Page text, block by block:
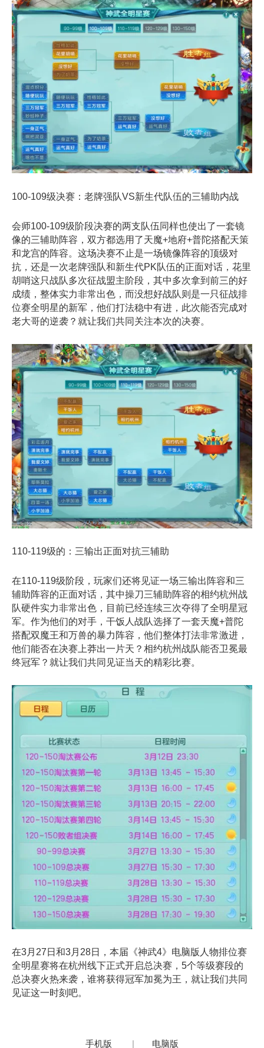
100-109级决赛：老牌强队VS新生代队伍的三辅助内战
会师100-109级阶段决赛的两支队伍同样也使出了一套镜
像的三辅助阵容，双方都选用了天魔+地府+普陀搭配天策
和龙宫的阵容。这场决赛不止是一场镜像阵容的顶级对
抗，还是一次老牌强队和新生代PK队伍的正面对话，花里
胡哨这只战队多次征战盟主阶段，其中多次拿到前三的好
成绩，整体实力非常出色，而没想好战队则是一只征战排
位赛全明星的新军，他们打法稳中有进，此次能否完成对
老大哥的逆袭？就让我们共同关注本次的决赛。
110-119级的：三输出正面对抗三辅助
在110-119级阶段，玩家们还将见证一场三输出阵容和三
辅助阵容的正面对话，其中操刀三辅助阵容的相约杭州战
队硬件实力非常出色，目前已经连续三次夺得了全明星冠
军。作为他们的对手，干饭人战队选择了一套天魔+普陀
搭配双魔王和万兽的暴力阵容，他们整体打法非常激进，
他们能否在决赛上莽出一片天？相约杭州战队能否卫冕最
终冠军？就让我们共同见证当天的精彩比赛。
在3月27日和3月28日，本届《神武4》电脑版人物排位赛
全明星赛将在杭州线下正式开启总决赛，5个等级赛段的
总决赛火热来袭，谁将获得冠军加冕为王，就让我们共同
见证这一时刻吧。
手机版 | 电脑版